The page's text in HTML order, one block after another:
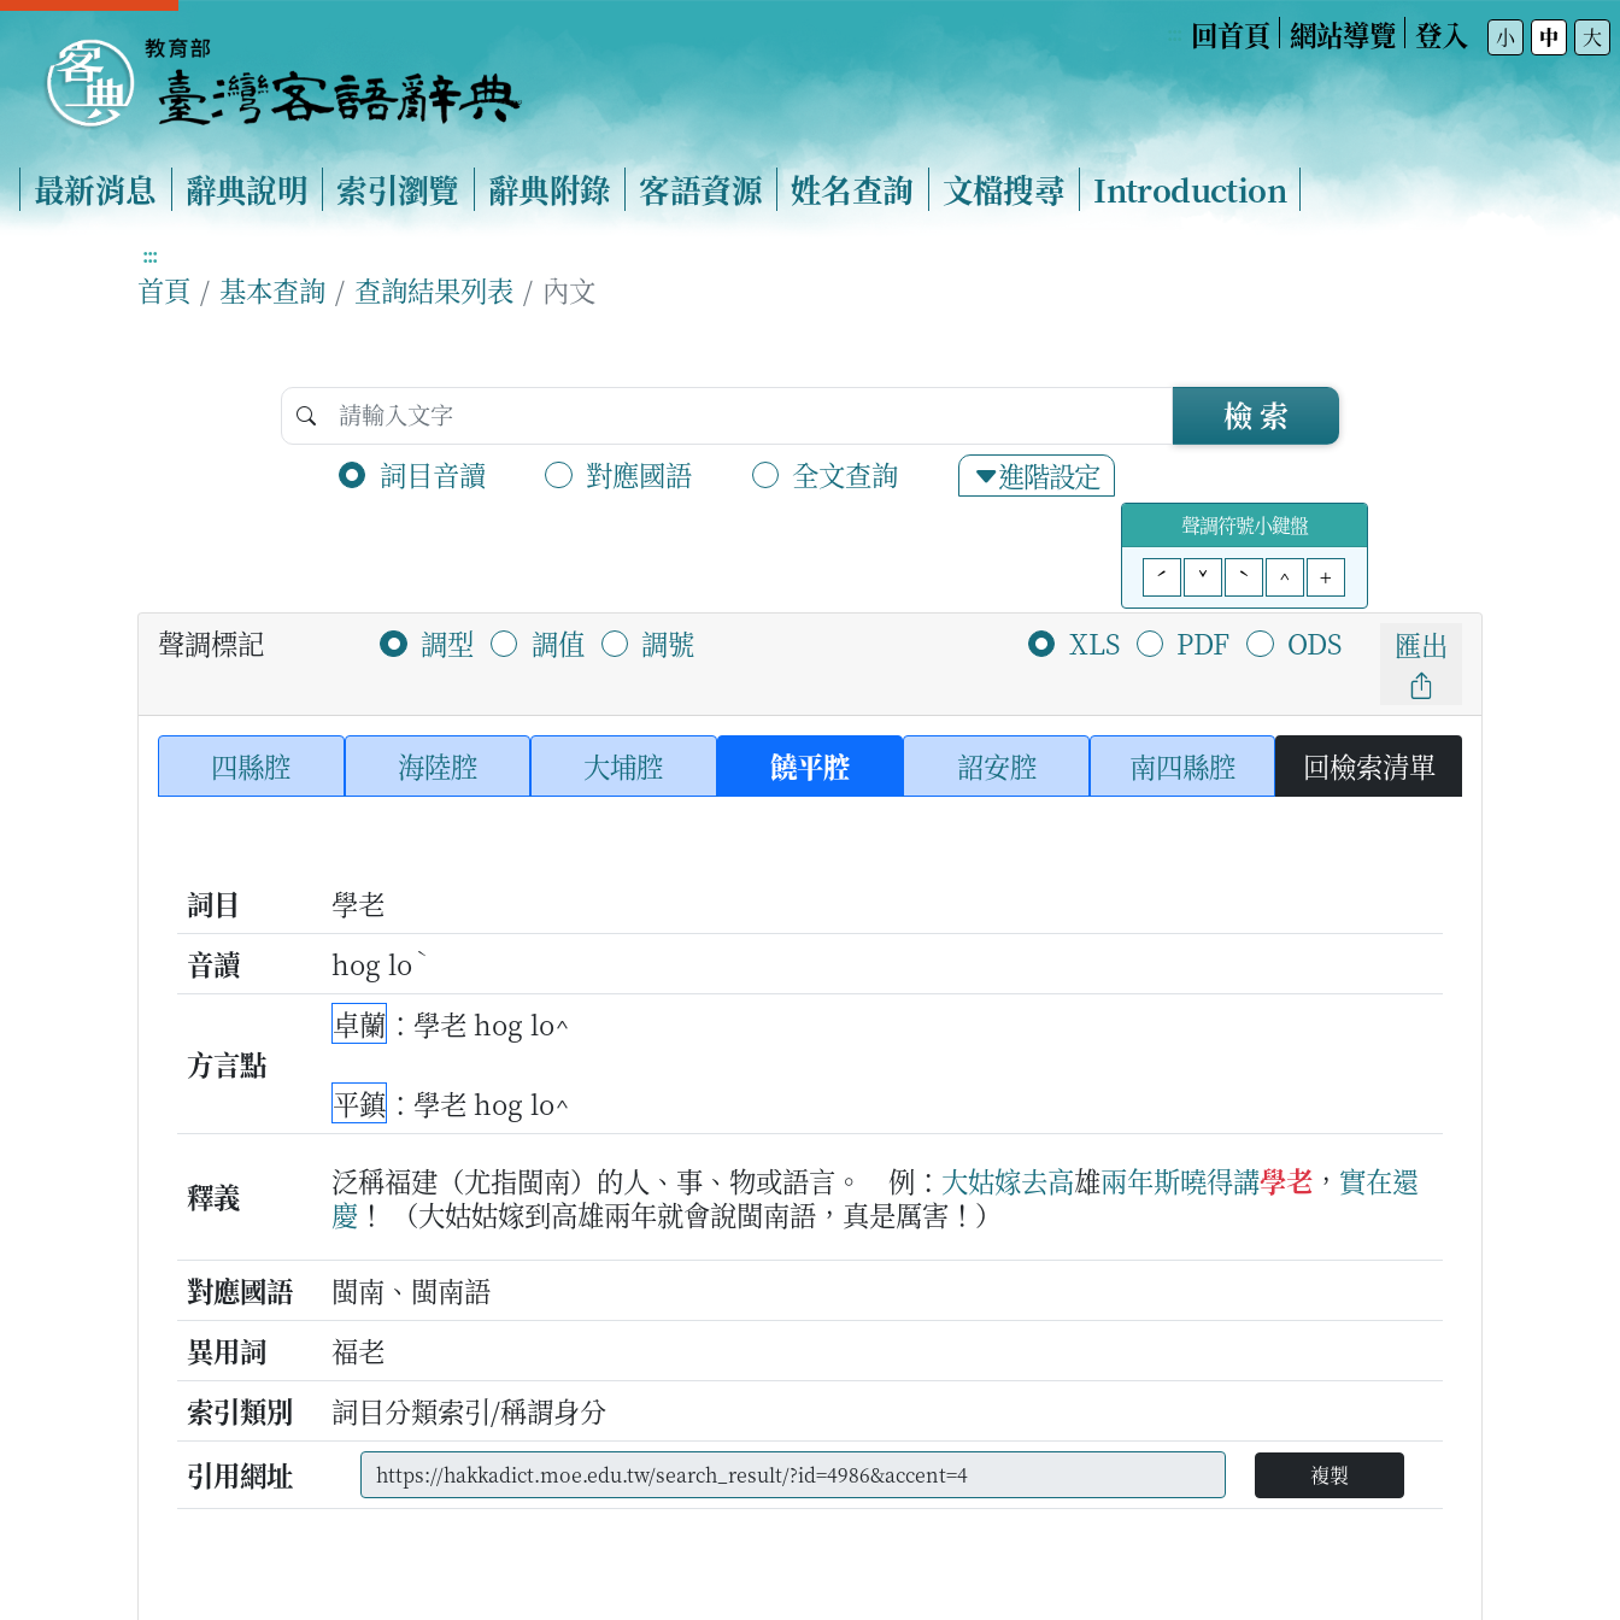
回首頁 網站導覽 登入 小 中 大
最新消息 辭典說明 索引瀏覽 辭典附錄 客語資源 姓名查詢 文檔搜尋 Introduction
:::
首頁 基本查詢 查詢結果列表 內文
詞目音讀 對應國語 全文查詢 進階設定
檢 索
聲調符號小鍵盤
ˊ
ˇ ˋ ^ +
聲調標記 調型 調值 調號 XLS PDF ODS 匯出
四縣腔 海陸腔 大埔腔 饒平腔 詔安腔 南四縣腔 回檢索清單
詞目
學老
音讀
hog lo ˋ
方言點
卓蘭 ：學老 hog lo^
平鎮 ：學老 hog lo^
釋義 泛稱福建（尤指閩南）的人、事、物或語言。 例： 大姑嫁去高雄兩年斯曉得講學老 ， 實在還
慶 ！
（大姑姑嫁到高雄兩年就會說閩南語，真是厲害！）
對應國語
閩南、閩南語
異用詞
福老
索引類別
詞目分類索引/稱謂身分
引用網址
複製